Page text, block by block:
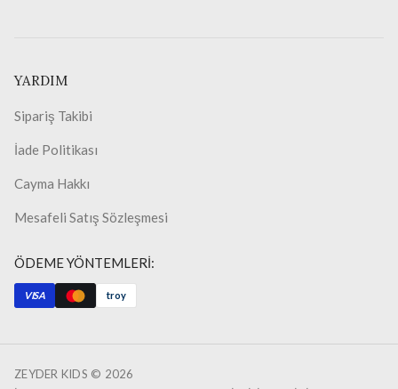
YARDIM
Sipariş Takibi
İade Politikası
Cayma Hakkı
Mesafeli Satış Sözleşmesi
ÖDEME YÖNTEMLERİ:
VISA troy
ZEYDER KIDS © 2026